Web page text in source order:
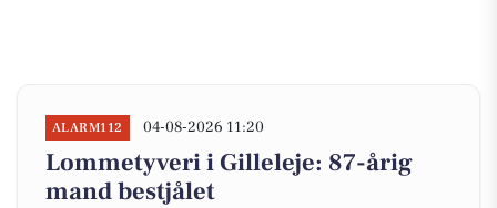
ALARM112 04-08-2026 11:20
Lommetyveri i Gilleleje: 87-årig
mand bestjålet